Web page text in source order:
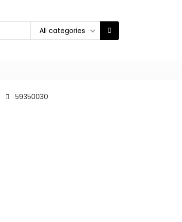
All categories
59350030